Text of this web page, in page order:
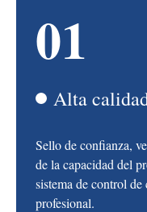
01
Alta
Sello de confianza,
de la capacidad del
sistema de control
profesional.